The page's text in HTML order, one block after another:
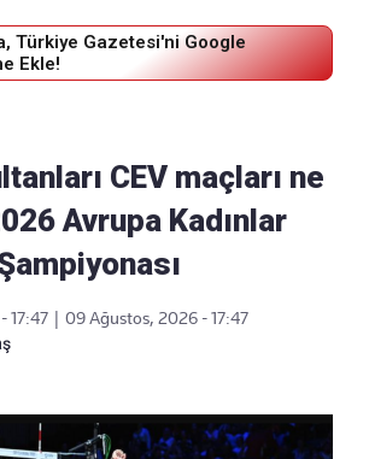
Türkiye Gazetesi'ni Google
Ekle!
CEV maçları ne
Avrupa Kadınlar
17:47
09 Ağustos, 2026 - 17:47